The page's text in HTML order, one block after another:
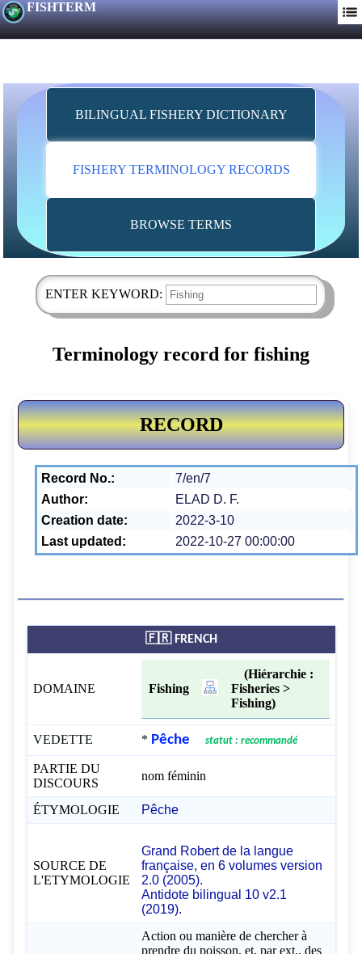
FISHTERM
BILINGUAL FISHERY DICTIONARY
FISHERY TERMINOLOGY RECORDS
BROWSE TERMS
ENTER KEYWORD:
Terminology record for fishing
RECORD
Record No.:
7/en/7
Author:
ELAD D. F.
Creation date:
2022-3-10
Last updated:
2022-10-27 00:00:00
🇫🇷 FRENCH
DOMAINE Fishing
(Hiérarchie :
Fisheries >
Fishing)
VEDETTE * Pêche statut : recommandé
PARTIE DU
DISCOURS
nom féminin
ÉTYMOLOGIE Pêche
SOURCE DE
L'ETYMOLOGIE
Grand Robert de la langue
française, en 6 volumes version
2.0 (2005).
Antidote bilingual 10 v2.1
(2019).
Action ou manière de chercher à
prendre du poisson, et, par ext., des